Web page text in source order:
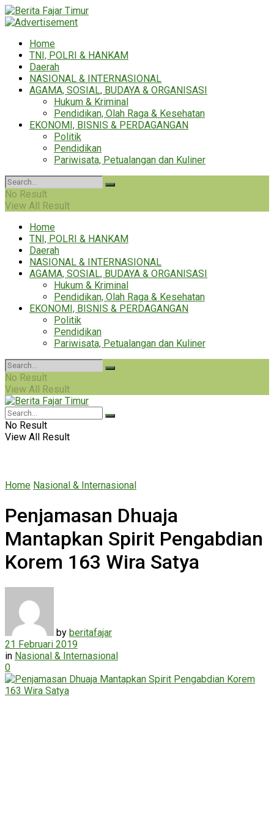
Home
TNI, POLRI & HANKAM
Daerah
NASIONAL & INTERNASIONAL
AGAMA, SOSIAL, BUDAYA & ORGANISASI
Hukum & Kriminal
Pendidikan, Olah Raga & Kesehatan
EKONOMI, BISNIS & PERDAGANGAN
Politik
Pendidikan
Pariwisata, Petualangan dan Kuliner
No Result
View All Result
Home
TNI, POLRI & HANKAM
Daerah
NASIONAL & INTERNASIONAL
AGAMA, SOSIAL, BUDAYA & ORGANISASI
Hukum & Kriminal
Pendidikan, Olah Raga & Kesehatan
EKONOMI, BISNIS & PERDAGANGAN
Politik
Pendidikan
Pariwisata, Petualangan dan Kuliner
No Result
View All Result
No Result
View All Result
Home Nasional & Internasional
Penjamasan Dhuaja
Mantapkan Spirit Pengabdian
Korem 163 Wira Satya
by beritafajar
21 Februari 2019
in Nasional & Internasional
0